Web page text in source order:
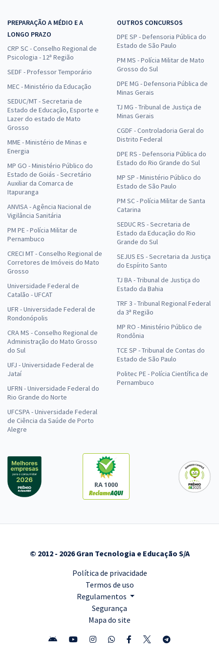
PREPARAÇÃO A MÉDIO E A
LONGO PRAZO
CRP SC - Conselho Regional de
Psicologia - 12ª Região
SEDF - Professor Temporário
MEC - Ministério da Educação
SEDUC/MT - Secretaria de
Estado de Educação, Esporte e
Lazer do estado de Mato
Grosso
MME - Ministério de Minas e
Energia
MP GO - Ministério Público do
Estado de Goiás - Secretário
Auxiliar da Comarca de
Itapuranga
ANVISA - Agência Nacional de
Vigilância Sanitária
PM PE - Polícia Militar de
Pernambuco
CRECI MT - Conselho Regional de
Corretores de Imóveis do Mato
Grosso
Universidade Federal de
Catalão - UFCAT
UFR - Universidade Federal de
Rondonópolis
CRA MS - Conselho Regional de
Administração do Mato Grosso
do Sul
UFJ - Universidade Federal de
Jataí
UFRN - Universidade Federal do
Rio Grande do Norte
UFCSPA - Universidade Federal
de Ciência da Saúde de Porto
Alegre
OUTROS CONCURSOS
DPE SP - Defensoria Pública do
Estado de São Paulo
PM MS - Polícia Militar de Mato
Grosso do Sul
DPE MG - Defensoria Pública de
Minas Gerais
TJ MG - Tribunal de Justiça de
Minas Gerais
CGDF - Controladoria Geral do
Distrito Federal
DPE RS - Defensoria Pública do
Estado do Rio Grande do Sul
MP SP - Ministério Público do
Estado de São Paulo
PM SC - Polícia Militar de Santa
Catarina
SEDUC RS - Secretaria de
Estado da Educação do Rio
Grande do Sul
SEJUS ES - Secretaria da Justiça
do Espírito Santo
TJ BA - Tribunal de Justiça do
Estado da Bahia
TRF 3 - Tribunal Regional Federal
da 3ª Região
MP RO - Ministério Público de
Rondônia
TCE SP - Tribunal de Contas do
Estado de São Paulo
Politec PE - Polícia Científica de
Pernambuco
RA 1000
© 2012 - 2026 Gran Tecnologia e Educação S/A
Política de privacidade
Termos de uso
Regulamentos
Segurança
Mapa do site